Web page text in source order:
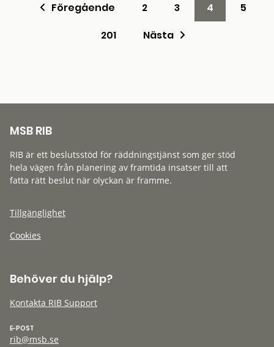
Föregående 2 3 4
5
201
Nästa
MSB RIB
RIB är ett beslutsstöd för räddningstjänst som ger stöd
hela vägen från planering av framtida insatser till att
fatta rätt beslut när olyckan är framme.
Tillgänglighet
Cookies
Behöver du hjälp?
Kontakta RIB Support
E-POST
rib@msb.se